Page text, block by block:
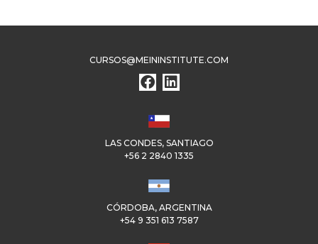
CURSOS@MEININSTITUTE.COM
LAS CONDES, SANTIAGO
+56 2 2840 1335
CÓRDOBA, ARGENTINA
+54 9 351 613 7587